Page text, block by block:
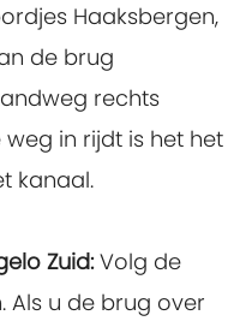
Haaksbergen,
de brug
rechts
in rijdt is het het
kanaal.
Zuid:Volg de
Als u de brug over